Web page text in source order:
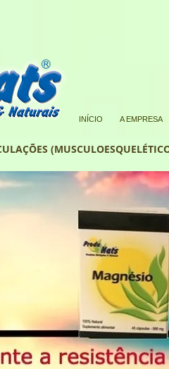
INÍCIO A EMPRESA